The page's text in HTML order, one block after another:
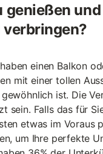
genießen
einen Balkon
mit einer tollen
ist. Die
sein. Falls das für
etwas im Voraus
um Ihre perfekte